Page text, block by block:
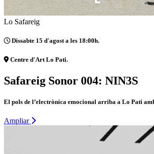
Lo Safareig
Dissabte 15 d'agost a les 18:00h.
Centre d'Art Lo Pati.
Safareig Sonor 004: NIN3S
El pols de l’electrònica emocional arriba a Lo Pati
Ampliar